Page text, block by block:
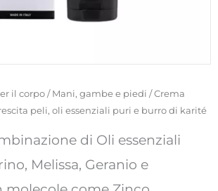
il corpo/Mani, gambe e piedi / Crema
peli, oli essenziali puri e burro di karité
di Oli essenziali
Melissa, Geranio e